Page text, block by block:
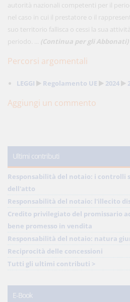
autorità nazionali competenti per il
nel caso in cui il prestatore o il
suo territorio fallisca o cessi la sua
periodo. ... (Continua per gli Abbonati)
Percorsi argomentali
LEGGI Regolamento UE 2024
Aggiungi un commento
Ultimi contributi
Responsabilità del notaio: i controlli
dell'atto
Responsabilità del notaio: l'illecito
Credito privilegiato del promissario
bene promesso in vendita
Responsabilità del notaio: natura
Reciprocità delle concessioni
Tutti gli ultimi contributi >
E-Book